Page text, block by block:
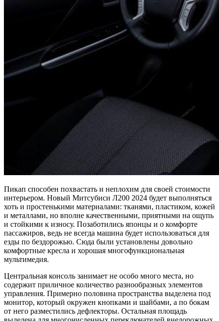
Пикап способен похвастать и неплохим для своей стоимости
интерьером. Новый Митсубиси Л200 2024 будет выполняться
хоть и простенькими материалами: тканями, пластиком, кожей
и металлами, но вполне качественными, приятными на ощупь
и стойкими к износу. Позаботились японцы и о комфорте
пассажиров, ведь не всегда машина будет использоваться для
езды по бездорожью. Сюда были установлены довольно
комфортные кресла и хорошая многофункциональная
мультимедия.
Центральная консоль занимает не особо много места, но
содержит приличное количество разнообразных элементов
управления. Примерно половина пространства выделена под
монитор, который окружен кнопками и шайбами, а по бокам
от него разместились дефлекторы. Остальная площадь